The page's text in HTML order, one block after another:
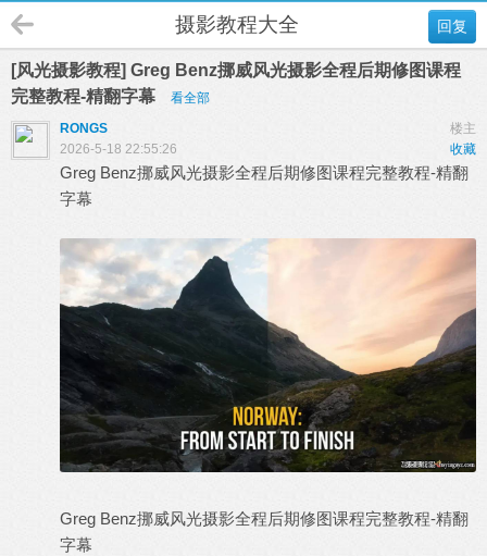
回复
摄影教程大全
[风光摄影教程] Greg Benz挪威风光摄影全程后期修图课程
完整教程-精翻字幕
看全部
楼主
RONGS
收藏
2026-5-18 22:55:26
Greg Benz挪威风光摄影全程后期修图课程完整教程-精翻
字幕
Greg Benz挪威风光摄影全程后期修图课程完整教程-精翻
字幕